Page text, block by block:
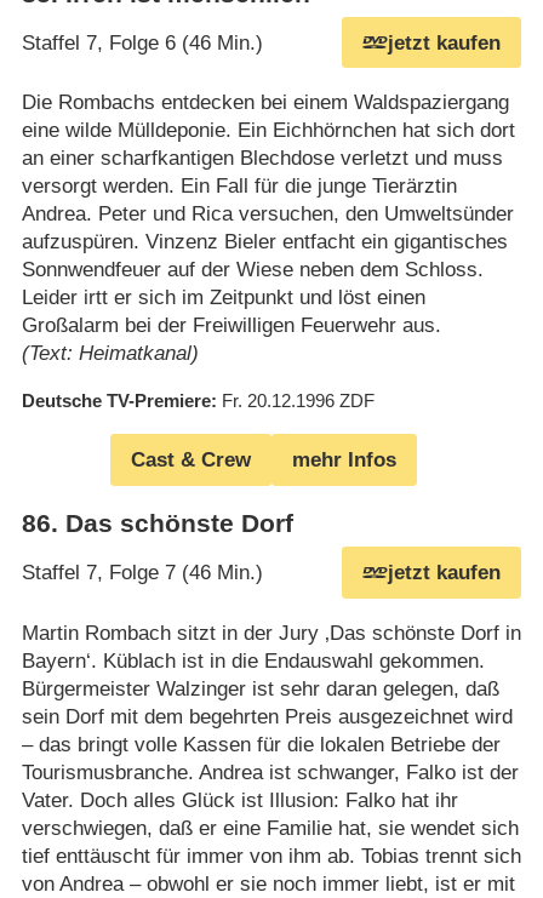
Staffel 7, Folge 6 (46 Min.) jetzt kaufen
Die Rombachs entdecken bei einem Waldspaziergang
eine wilde Mülldeponie. Ein Eichhörnchen hat sich dort
an einer scharfkantigen Blechdose verletzt und muss
versorgt werden. Ein Fall für die junge Tierärztin
Andrea. Peter und Rica versuchen, den Umweltsünder
aufzuspüren. Vinzenz Bieler entfacht ein gigantisches
Sonnwendfeuer auf der Wiese neben dem Schloss.
Leider irtt er sich im Zeitpunkt und löst einen
Großalarm bei der Freiwilligen Feuerwehr aus.
(Text: Heimatkanal)
Deutsche TV-Premiere Fr. 20.12.1996 ZDF
Cast & Crew mehr Infos
86. Das schönste Dorf
Staffel 7, Folge 7 (46 Min.) jetzt kaufen
Martin Rombach sitzt in der Jury ‚Das schönste Dorf in
Bayern‘. Küblach ist in die Endauswahl gekommen.
Bürgermeister Walzinger ist sehr daran gelegen, daß
sein Dorf mit dem begehrten Preis ausgezeichnet wird
– das bringt volle Kassen für die lokalen Betriebe der
Tourismusbranche. Andrea ist schwanger, Falko ist der
Vater. Doch alles Glück ist Illusion: Falko hat ihr
verschwiegen, daß er eine Familie hat, sie wendet sich
tief enttäuscht für immer von ihm ab. Tobias trennt sich
von Andrea – obwohl er sie noch immer liebt, ist er mit